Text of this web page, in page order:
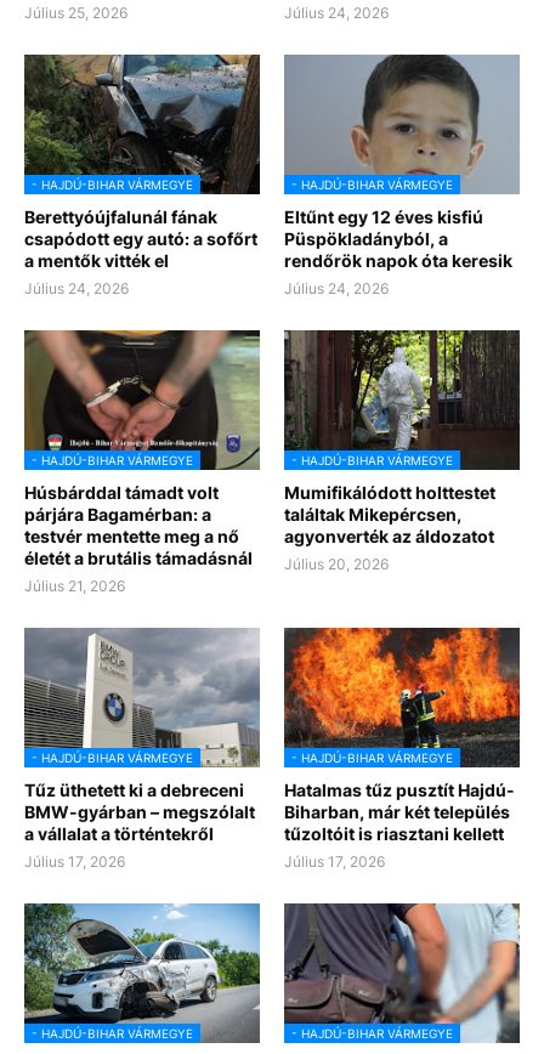
Július 25, 2026 Július 24, 2026
- HAJDÚ-BIHAR VÁRMEGYE
Berettyóújfalunál fának
csapódott egy autó: a sofőrt
a mentők vitték el
Július 24, 2026
- HAJDÚ-BIHAR VÁRMEGYE
Eltűnt egy 12 éves kisfiú
Püspökladányból, a
rendőrök napok óta keresik
Július 24, 2026
- HAJDÚ-BIHAR VÁRMEGYE
Húsbárddal támadt volt
párjára Bagamérban: a
testvér mentette meg a nő
életét a brutális támadásnál
Július 21, 2026
- HAJDÚ-BIHAR VÁRMEGYE
Mumifikálódott holttestet
találtak Mikepércsen,
agyonverték az áldozatot
Július 20, 2026
- HAJDÚ-BIHAR VÁRMEGYE
Tűz üthetett ki a debreceni
BMW-gyárban – megszólalt
a vállalat a történtekről
Július 17, 2026
- HAJDÚ-BIHAR VÁRMEGYE
Hatalmas tűz pusztít Hajdú-
Biharban, már két település
tűzoltóit is riasztani kellett
Július 17, 2026
- HAJDÚ-BIHAR VÁRMEGYE - HAJDÚ-BIHAR VÁRMEGYE